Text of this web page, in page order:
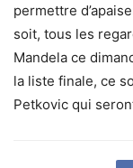
permettre
soit, tous les
Mandela ce
la liste finale, ce
Petkovic qui